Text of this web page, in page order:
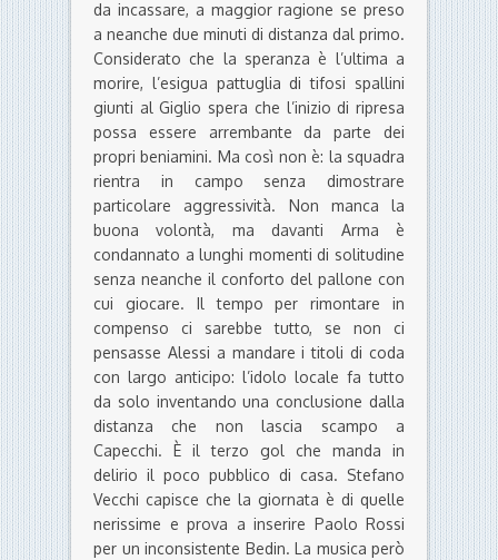
da incassare, a maggior ragione se preso
a neanche due minuti di distanza dal primo.
Considerato che la speranza è l’ultima a
morire, l’esigua pattuglia di tifosi spallini
giunti al Giglio spera che l’inizio di ripresa
possa essere arrembante da parte dei
propri beniamini. Ma così non è: la squadra
rientra in campo senza dimostrare
particolare aggressività. Non manca la
buona volontà, ma davanti Arma è
condannato a lunghi momenti di solitudine
senza neanche il conforto del pallone con
cui giocare. Il tempo per rimontare in
compenso ci sarebbe tutto, se non ci
pensasse Alessi a mandare i titoli di coda
con largo anticipo: l’idolo locale fa tutto
da solo inventando una conclusione dalla
distanza che non lascia scampo a
Capecchi. È il terzo gol che manda in
delirio il poco pubblico di casa. Stefano
Vecchi capisce che la giornata è di quelle
nerissime e prova a inserire Paolo Rossi
per un inconsistente Bedin. La musica però